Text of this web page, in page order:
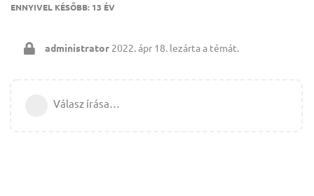
ENNYIVEL KÉSŐBB: 13 ÉV
administrator 2022. ápr 18. lezárta a témát.
Válasz írása…